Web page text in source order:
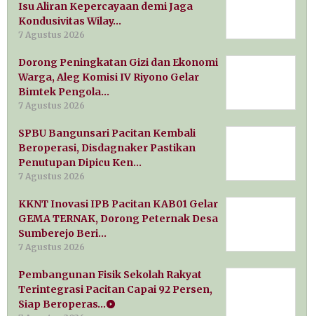
Isu Aliran Kepercayaan demi Jaga
Kondusivitas Wilay…
7 Agustus 2026
Dorong Peningkatan Gizi dan Ekonomi
Warga, Aleg Komisi IV Riyono Gelar
Bimtek Pengola…
7 Agustus 2026
SPBU Bangunsari Pacitan Kembali
Beroperasi, Disdagnaker Pastikan
Penutupan Dipicu Ken…
7 Agustus 2026
KKNT Inovasi IPB Pacitan KAB01 Gelar
GEMA TERNAK, Dorong Peternak Desa
Sumberejo Beri…
7 Agustus 2026
Pembangunan Fisik Sekolah Rakyat
Terintegrasi Pacitan Capai 92 Persen,
Siap Beroperas…